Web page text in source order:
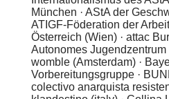
München · AStA der
ATIGF-Föderation der
Österreich (Wien) · attac
Autonomes
womble (Amsterdam) ·
Vorbereitungsgruppe ·
colectivo anarquista